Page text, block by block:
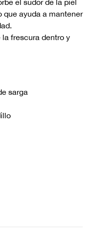
el sudor de la piel
que ayuda a mantener
frescura dentro y
sarga